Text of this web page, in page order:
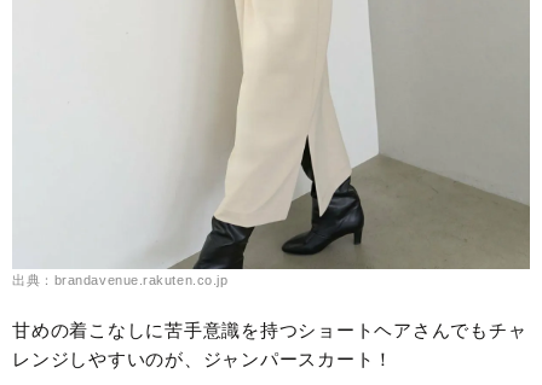
出典：brandavenue.rakuten.co.jp
甘めの着こなしに苦手意識を持つショートヘアさんでもチャ
レンジしやすいのが、ジャンパースカート！